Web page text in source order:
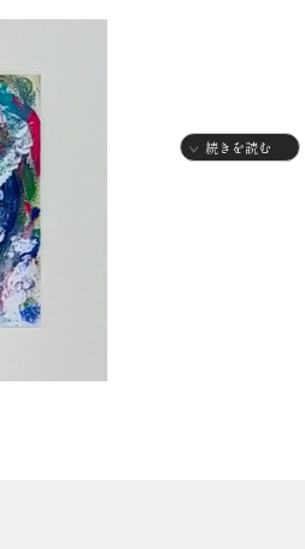
【略歴】
続きを読む